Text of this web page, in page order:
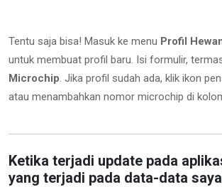
Tentu saja bisa! Masuk ke menu Profil
untuk membuat profil baru. Isi formulir,
Microchip. Jika profil sudah ada, klik ikon
atau menambahkan nomor microchip di
Ketika terjadi update pada
yang terjadi pada data-data